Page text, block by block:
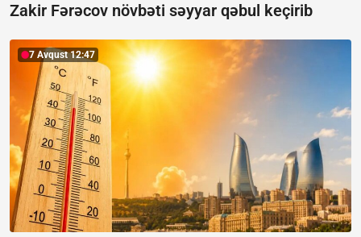
Zakir Fərəcov növbəti səyyar qəbul keçirib
7 Avqust 12:47